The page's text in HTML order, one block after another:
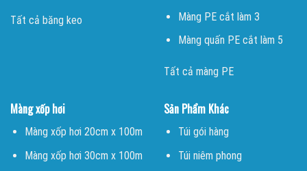
Tất cả băng keo
Màng PE cắt làm 3
Màng quấn PE cắt làm 5
Tất cả màng PE
Màng xốp hơi
Màng xốp hơi 20cm x 100m
Màng xốp hơi 30cm x 100m
Sản Phẩm Khác
Túi gói hàng
Túi niêm phong